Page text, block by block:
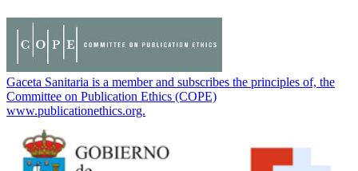
Gaceta Sanitaria is a member and subscribes the principles of, the
Committee on Publication Ethics (COPE)
www.publicationethics.org.